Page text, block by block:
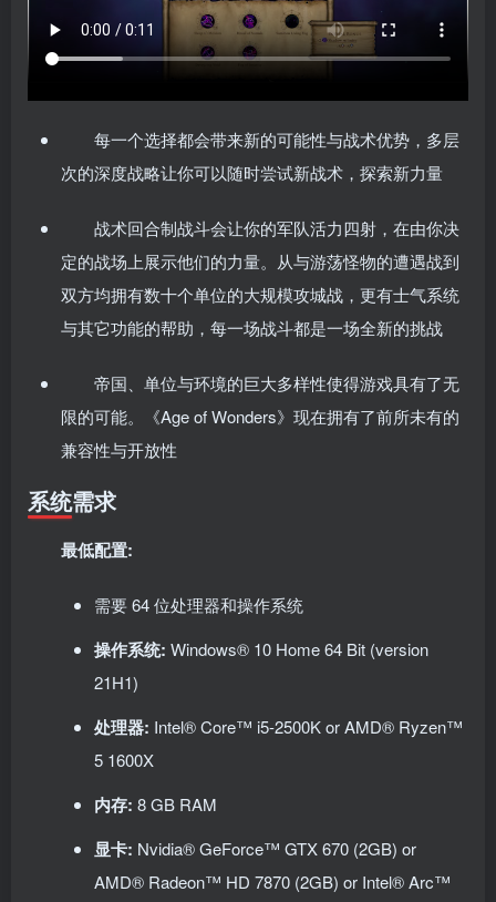
每一个选择都会带来新的可能性与战术优势，多层
次的深度战略让你可以随时尝试新战术，探索新力量
战术回合制战斗会让你的军队活力四射，在由你决
定的战场上展示他们的力量。从与游荡怪物的遭遇战到
双方均拥有数十个单位的大规模攻城战，更有士气系统
与其它功能的帮助，每一场战斗都是一场全新的挑战
帝国、单位与环境的巨大多样性使得游戏具有了无
限的可能。《Age of Wonders》现在拥有了前所未有的
兼容性与开放性
系统需求
最低配置:
需要 64 位处理器和操作系统
操作系统: Windows® 10 Home 64 Bit (version
21H1)
处理器: Intel® Core™ i5-2500K or AMD® Ryzen™
5 1600X
内存: 8 GB RAM
显卡: Nvidia® GeForce™ GTX 670 (2GB) or
AMD® Radeon™ HD 7870 (2GB) or Intel® Arc™